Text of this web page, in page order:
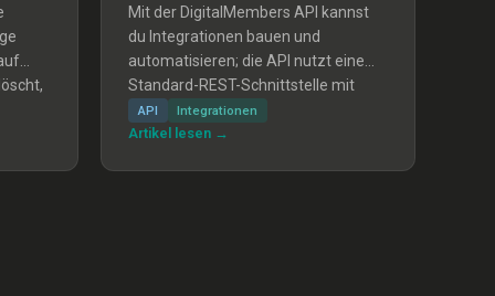
Mit der DigitalMembers API kannst
du Integrationen bauen und
automatisieren; die API nutzt eine
Standard-REST-Schnittstelle mit
OAuth2 (Client Credentials).
Anleitung: API-Schlüssel erstellen,
API Integrationen
Artikel lesen →